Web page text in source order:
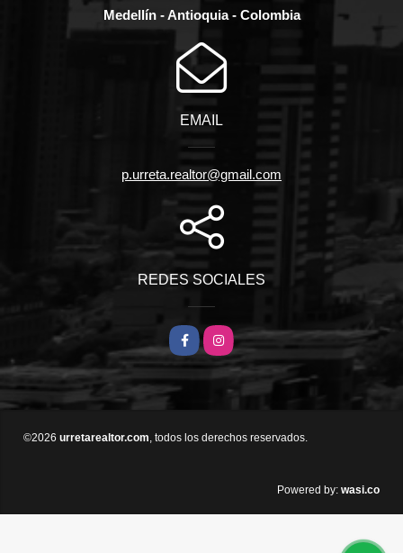
Medellín - Antioquia - Colombia
EMAIL
p.urreta.realtor@gmail.com
REDES SOCIALES
FacebookInstagram
©2026 urretarealtor.com, todos los derechos reservados.
Powered by: wasi.co